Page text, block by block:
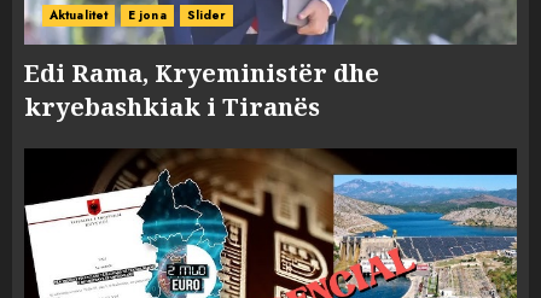
Aktualitet E jona Slider
Edi Rama, Kryeministër dhe
kryebashkiak i Tiranës